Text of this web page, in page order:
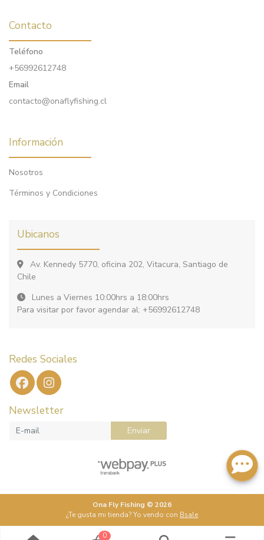
Contacto
Teléfono
+56992612748
Email
contacto@onaflyfishing.cl
Información
Nosotros
Términos y Condiciones
Ubicanos
Av. Kennedy 5770, oficina 202, Vitacura, Santiago de
Chile
Lunes a Viernes 10:00hrs a 18:00hrs
Para visitar por favor agendar al: +56992612748
Redes Sociales
Newsletter
Enviar
Ona Fly Fishing © 2026
¿Te gusta mi tienda? Yo vendo con Bsale
0